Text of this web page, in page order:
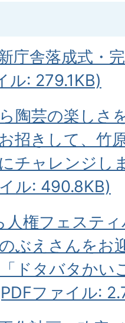
庁舎落成式・
ル: 279.1KB)
陶芸の楽しさ
招きして、竹
チャレンジし
ル: 490.8KB)
権フェステ
ぶえさんをお
ドタバタかい
ファイル: